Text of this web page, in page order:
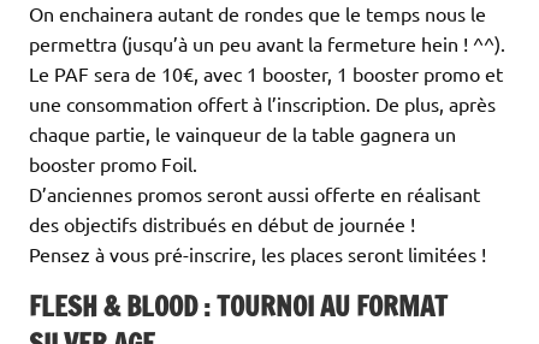
On enchainera autant de rondes que le temps nous le
permettra (jusqu’à un peu avant la fermeture hein ! ^^).
Le PAF sera de 10€, avec 1 booster, 1 booster promo et
une consommation offert à l’inscription. De plus, après
chaque partie, le vainqueur de la table gagnera un
booster promo Foil.
D’anciennes promos seront aussi offerte en réalisant
des objectifs distribués en début de journée !
Pensez à vous pré-inscrire, les places seront limitées !
FLESH & BLOOD : TOURNOI AU FORMAT